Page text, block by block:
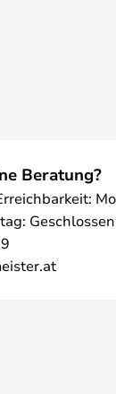
Beratung?
Geschlossen